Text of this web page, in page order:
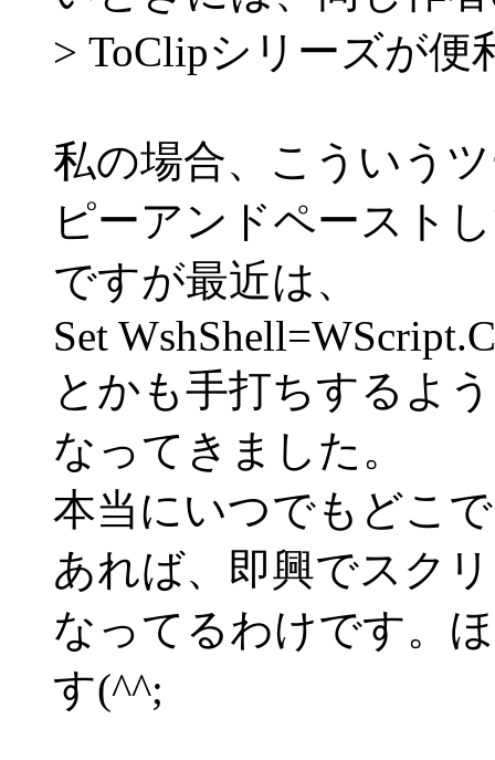
> ToClipシリーズが便
私の場合、こういう
ピーアンドペースト
ですが最近は、
Set
とかも手打ちするよ
なってきました。
本当にいつでもどこ
あれば、即興でスク
なってるわけです。
す(^^;